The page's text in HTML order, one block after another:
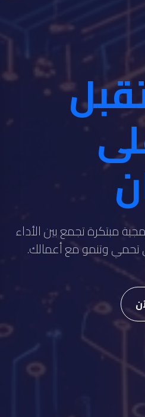
مبتكرة تجمع بين الأداء
تحمي وتنمو مع أعمالك.